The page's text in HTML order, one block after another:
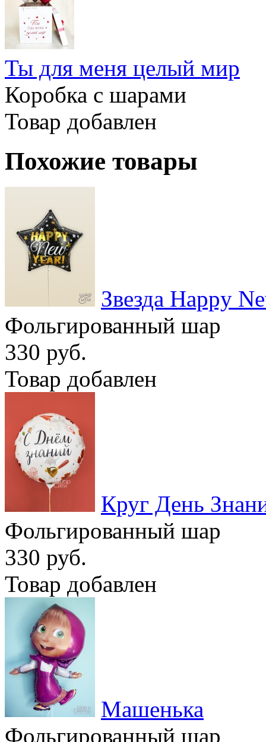
Ты для меня целый мир
Коробка с шарами
Товар добавлен
Похожие товары
Звезда Happy
Фольгированный шар
330 руб.
Товар добавлен
Круг День
Фольгированный шар
330 руб.
Товар добавлен
Машенька
Фольгированный шар